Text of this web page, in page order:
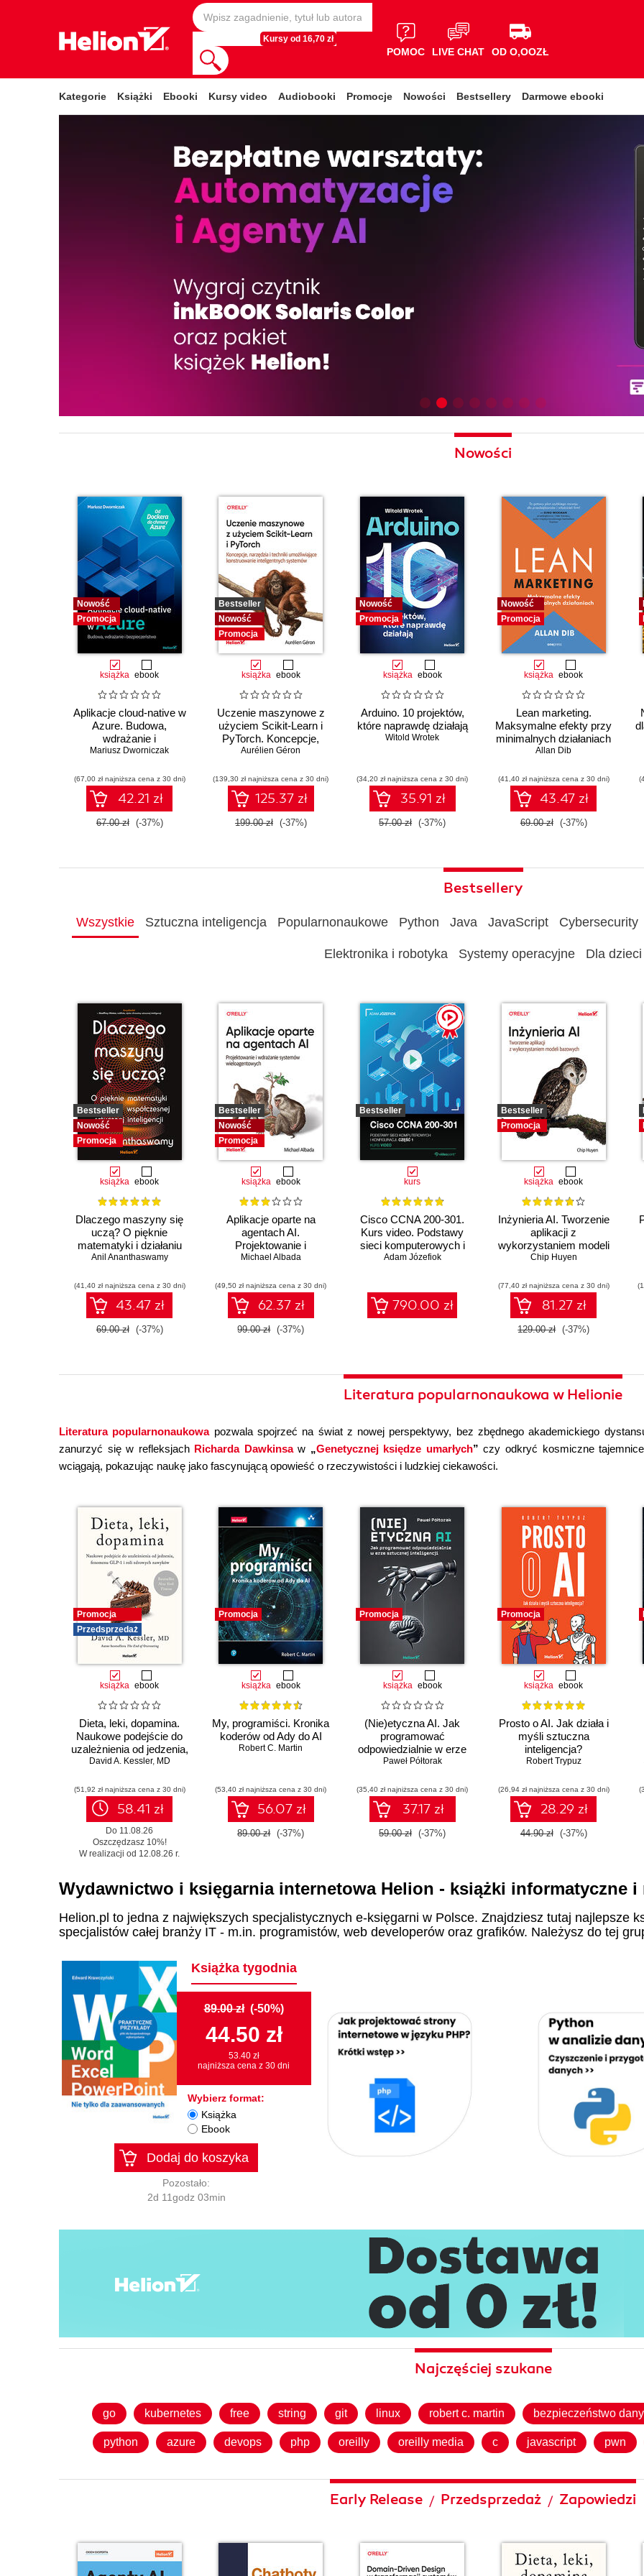
Kursy od 16,70 zł
POMOC LIVE CHAT OD O,OOZŁ
Kategorie Książki Ebooki Kursy video Audiobooki Promocje Nowości Bestsellery Darmowe ebooki
Nowości
Nowość
Promocja
książka ebook
Aplikacje cloud-native w
Azure. Budowa,
wdrażanie i
bezpieczeństwo
Mariusz Dworniczak
(67,00 zł najniższa cena z 30 dni)
42.21 zł
67.00 zł (-37%)
Bestseller
Nowość
Promocja
książka ebook
Uczenie maszynowe z
użyciem Scikit-Learn i
PyTorch. Koncepcje,
narzędzia i techniki
konstruowanie
inteligentnych systemów
Aurélien Géron
(139,30 zł najniższa cena z 30 dni)
125.37 zł
199.00 zł (-37%)
Nowość
Promocja
książka ebook
Arduino. 10 projektów,
które naprawdę działają
Witold Wrotek
(34,20 zł najniższa cena z 30 dni)
35.91 zł
57.00 zł (-37%)
Nowość
Promocja
książka ebook
Lean marketing.
Maksymalne efekty przy
minimalnych działaniach
Allan Dib
(41,40 zł najniższa cena z 30 dni)
43.47 zł
69.00 zł (-37%)
Bestsellery
Wszystkie Sztuczna inteligencja Popularnonaukowe Python Java JavaScript Cybersecurity
Elektronika i robotyka Systemy operacyjne Dla dzieci
Bestseller
Nowość
Promocja
książka ebook
Dlaczego maszyny się
uczą? O pięknie
matematyki i działaniu
współczesnej sztucznej
Anil Ananthaswamy
(41,40 zł najniższa cena z 30 dni)
43.47 zł
69.00 zł (-37%)
Bestseller
Nowość
Promocja
książka ebook
Aplikacje oparte na
agentach AI.
Projektowanie i
wdrażanie systemów
Michael Albada
(49,50 zł najniższa cena z 30 dni)
62.37 zł
99.00 zł (-37%)
Bestseller
kurs
Cisco CCNA 200-301.
Kurs video. Podstawy
sieci komputerowych i
konfiguracji
Adam Józefiok
790.00 zł
Bestseller
Promocja
książka ebook
Inżynieria AI. Tworzenie
aplikacji z
wykorzystaniem modeli
bazowych
Chip Huyen
(77,40 zł najniższa cena z 30 dni)
81.27 zł
129.00 zł (-37%)
Literatura popularnonaukowa w Helionie
Literatura popularnonaukowapozwala spojrzeć na świat z nowej perspektywy, bez zbędnego akademickiego
zanurzyć się w refleksjach Richarda Dawkinsaw „Genetycznej księdze umarłych” czy odkryć kosmiczne
wciągają, pokazując naukę jako fascynującą opowieść o rzeczywistości i ludzkiej ciekawości.
Promocja
Przedsprzedaż
książka ebook
Dieta, leki, dopamina.
Naukowe podejście do
uzależnienia od jedzenia,
fenomenu GLP-1 i roli
David A. Kessler, MD
(51,92 zł najniższa cena z 30 dni)
58.41 zł
Do 11.08.26
Oszczędzasz 10%!
W realizacji od 12.08.26 r.
Promocja
książka ebook
My, programiści. Kronika
koderów od Ady do AI
Robert C. Martin
(53,40 zł najniższa cena z 30 dni)
56.07 zł
89.00 zł (-37%)
Promocja
książka ebook
(Nie)etyczna AI. Jak
programować
odpowiedzialnie w erze
sztucznej inteligencji
Paweł Półtorak
(35,40 zł najniższa cena z 30 dni)
37.17 zł
59.00 zł (-37%)
Promocja
książka ebook
Prosto o AI. Jak działa i
myśli sztuczna
inteligencja?
Robert Trypuz
(26,94 zł najniższa cena z 30 dni)
28.29 zł
44.90 zł (-37%)
Wydawnictwo i księgarnia internetowa Helion - książki informatyczne
Helion.pl to jedna z największych specjalistycznych e-księgarni w Polsce. Znajdziesz tutaj najlepsze
specjalistów całej branży IT - m.in. programistów, web developerów oraz grafików. Należysz do tej
Książka tygodnia
89.00 zł (-50%)
44.50 zł
53.40 zł
najniższa cena z 30 dni
Wybierz format:
Książka
Ebook
Dodaj do koszyka
Pozostało:
2d 11godz 03min
Najczęściej szukane
go kubernetes free string git linux robert c. martin bezpieczeństwo
python azure devops php oreilly oreilly media c javascript pwn
Early Release / Przedsprzedaż / Zapowiedzi